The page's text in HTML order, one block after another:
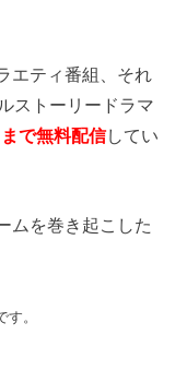
エティ番組、それ
ストーリードラマ
で無料配信してい
ムを巻き起こした
す。